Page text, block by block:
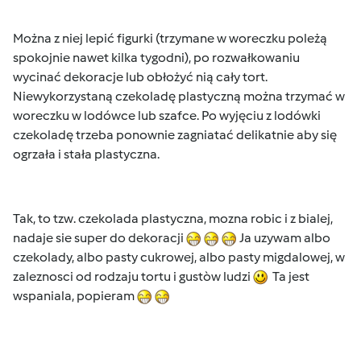
Można z niej lepić figurki (trzymane w woreczku poleżą
spokojnie nawet kilka tygodni), po rozwałkowaniu
wycinać dekoracje lub obłożyć nią cały tort.
Niewykorzystaną czekoladę plastyczną można trzymać w
woreczku w lodówce lub szafce. Po wyjęciu z lodówki
czekoladę trzeba ponownie zagniatać delikatnie aby się
ogrzała i stała plastyczna.
Tak, to tzw. czekolada plastyczna, mozna robic i z bialej,
nadaje sie super do dekoracji
Ja uzywam albo
czekolady, albo pasty cukrowej, albo pasty migdalowej, w
zaleznosci od rodzaju tortu i gustòw ludzi
Ta jest
wspaniala, popieram